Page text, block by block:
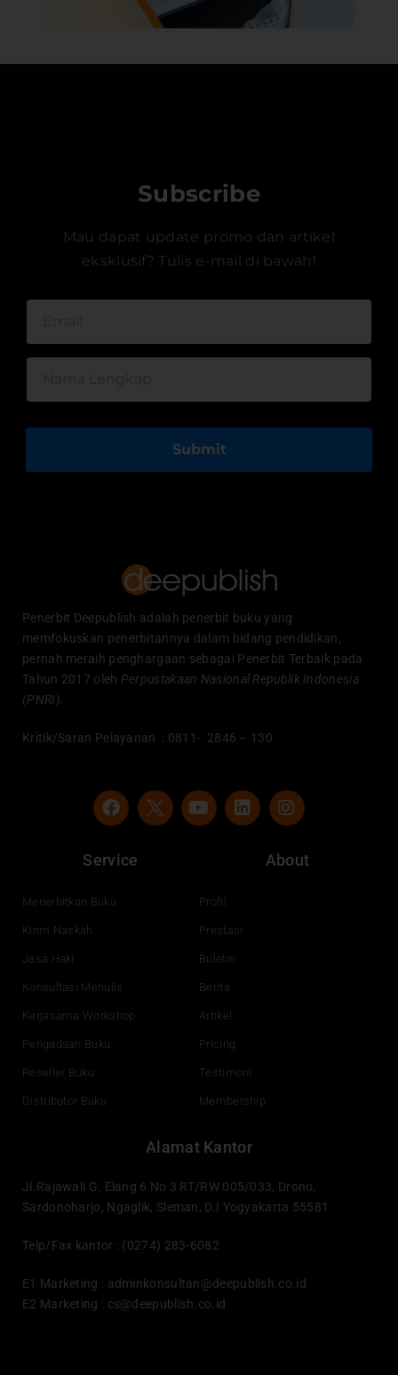
Subscribe
Mau dapat update promo dan artikel
eksklusif? Tulis e-mail di bawah!
Submit
Penerbit Deepublish adalah penerbit buku yang
memfokuskan penerbitannya dalam bidang pendidikan,
pernah meraih penghargaan sebagai Penerbit Terbaik pada
Tahun 2017 oleh Perpustakaan Nasional Republik Indonesia
(PNRI).
Kritik/Saran Pelayanan : 0811- 2846 – 130
F
a
e
b
o
Y
o
e
L
i
n
I
n
t
a
Service
Menerbitkan Buku
Kirim Naskah
Jasa Haki
Konsultasi Menulis
Kerjasama Workshop
Pengadaan Buku
Reseller Buku
Distributor Buku
About
Profil
Prestasi
Buletin
Berita
Artikel
Pricing
Testimoni
Membership
Alamat Kantor
Jl.Rajawali G. Elang 6 No 3 RT/RW 005/033, Drono,
Sardonoharjo, Ngaglik, Sleman, D.I Yogyakarta 55581
Telp/Fax kantor : (0274) 283-6082
E1 Marketing : adminkonsultan@deepublish.co.id
E2 Marketing : cs@deepublish.co.id